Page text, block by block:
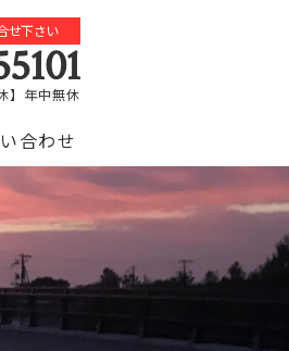
せ下さい
】年中無休
合わせ